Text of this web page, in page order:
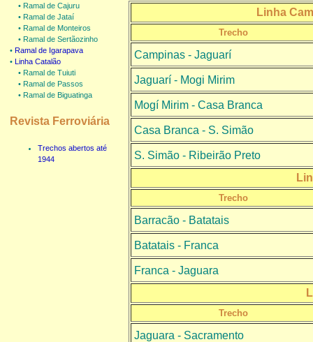
• Ramal de Cajuru
• Ramal de Jataí
• Ramal de Monteiros
• Ramal de Sertãozinho
• Ramal de Igarapava
• Linha Catalão
• Ramal de Tuiuti
• Ramal de Passos
• Ramal de Biguatinga
Revista Ferroviária
Trechos abertos até
1944
Linha
Trecho
Campinas - Jaguarí
Jaguarí - Mogi Mirim
Mogí Mirim - Casa Branca
Casa Branca - S. Simão
S. Simão - Ribeirão Preto
Trecho
Barracão - Batatais
Batatais - Franca
Franca - Jaguara
Trecho
Jaguara - Sacramento